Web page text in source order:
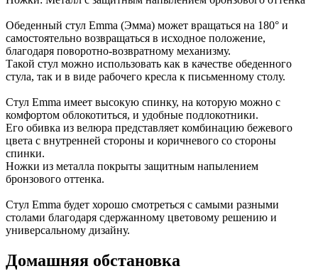
Обеденный стул Emma (Эмма) может вращаться на 180° и
самостоятельно возвращаться в исходное положение,
благодаря поворотно-возвратному механизму.
Такой стул можно использовать как в качестве обеденного
стула, так и в виде рабочего кресла к письменному столу.
Стул Emma имеет высокую спинку, на которую можно с
комфортом облокотиться, и удобные подлокотники.
Его обивка из велюра представляет комбинацию бежевого
цвета с внутренней стороны и коричневого со стороны
спинки.
Ножки из металла покрыты защитным напылением
бронзового оттенка.
Стул Emma будет хорошо смотреться с самыми разными
столами благодаря сдержанному цветовому решению и
универсальному дизайну.
Домашняя обстановка